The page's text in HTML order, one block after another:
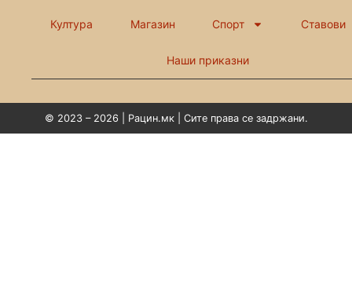
Култура Магазин Спорт Ставови
Наши приказни
© 2023 – 2026 | Рацин.мк | Сите права се задржани.